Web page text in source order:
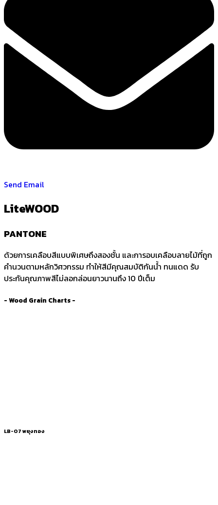
Send Email
LiteWOOD
PANTONE
ด้วยการเคลือบสีแบบพิเศษถึงสองชั้น และการอบเคลือบลายไม้ที่ถูก
คำนวนตามหลักวิศวกรรม ทำให้สีมีคุณสมบัติกันน้ำ ทนแดด รับ
ประกันคุณภาพสีไม่ลอกล่อนยาวนานถึง 10 ปีเต็ม
- Wood Grain Charts -
LB-07 พยุงทอง